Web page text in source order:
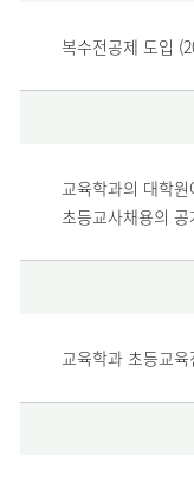
교육학과의 대학
교육학과 초등교